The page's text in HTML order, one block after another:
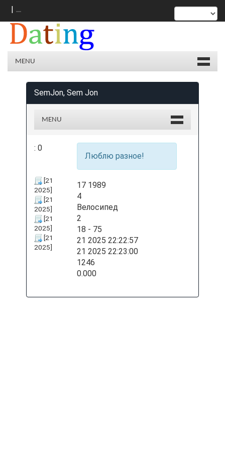
|
MENU
SemJon, Sem Jon
MENU
: 0
Люблю разное!
17 1989
4
Велосипед
2
18 - 75
21 2025 22:22:57
21 2025 22:23:00
1246
0.000